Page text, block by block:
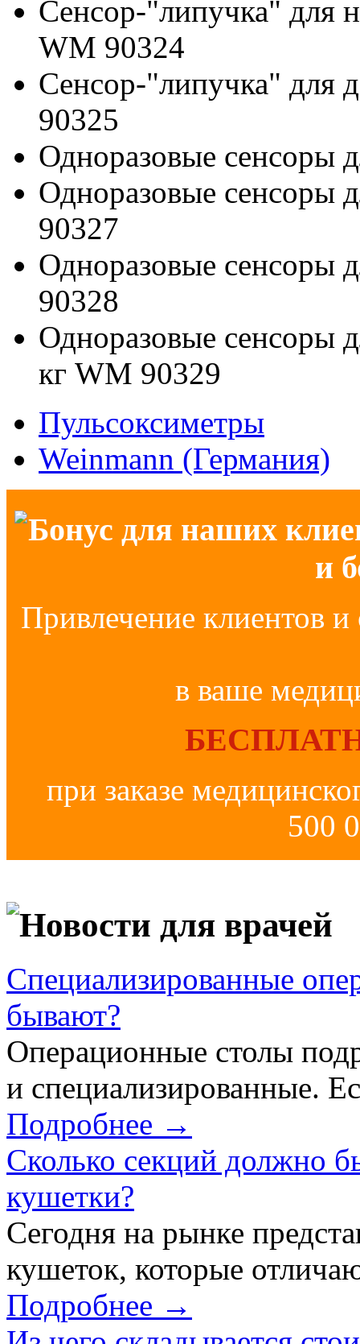
Сенсор-"липучка" для
WM 90324
Сенсор-"липучка" для
90325
Одноразовые сенсоры
Одноразовые сенсоры
90327
Одноразовые сенсоры
90328
Одноразовые сенсоры
кг WM 90329
Пульсоксиметры
Weinmann (Германия)
Бонус для наших
и
Привлечение клиентов и
в ваше
при заказе
500
Новости для врачей
Специализированные
бывают?
Операционные столы
и специализированные.
Подробнее →
Сколько секций должно
кушетки?
Сегодня на рынке
кушеток, которые
Подробнее →